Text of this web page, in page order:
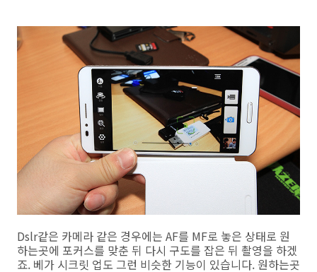
Dslr같은 카메라 같은 경우에는 AF를 MF로 놓은 상태로 원
하는곳에 포커스를 맞춘 뒤 다시 구도를 잡은 뒤 촬영을 하겠
죠. 베가 시크릿 업도 그런 비슷한 기능이 있습니다. 원하는곳